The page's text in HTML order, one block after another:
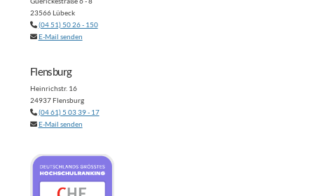
23566 Lübeck
(04 51) 50 26 - 150
E-Mail senden
Flensburg
Heinrichstr. 16
24937 Flensburg
(04 61) 5 03 39 - 17
E-Mail senden